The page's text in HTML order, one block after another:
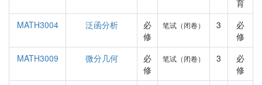
育
MATH3004
泛函分析
必
修
笔试（闭卷） 3
必
修
MATH3009
微分几何
必
修
笔试（闭卷） 3
必
修